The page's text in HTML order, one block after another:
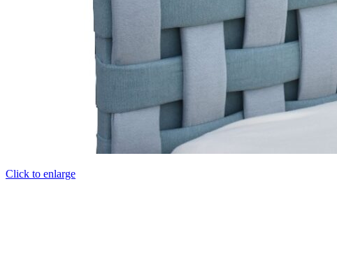
Click to enlarge